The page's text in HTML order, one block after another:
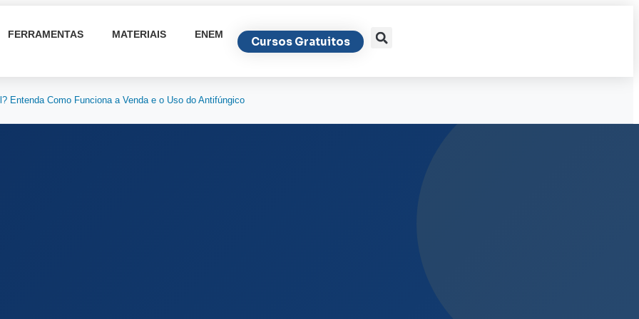
FERRAMENTAS MATERIAIS ENEM
Cursos Gratuitos
Entenda Como Funciona a Venda e o Uso do Antifúngico